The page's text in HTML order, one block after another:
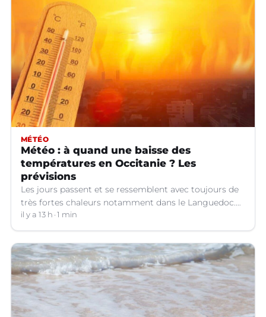
MÉTÉO
Météo : à quand une baisse des
températures en Occitanie ? Les
prévisions
Les jours passent et se ressemblent avec toujours de
très fortes chaleurs notamment dans le Languedoc.
Jusqu’à quand ?
il y a 13 h 1 min